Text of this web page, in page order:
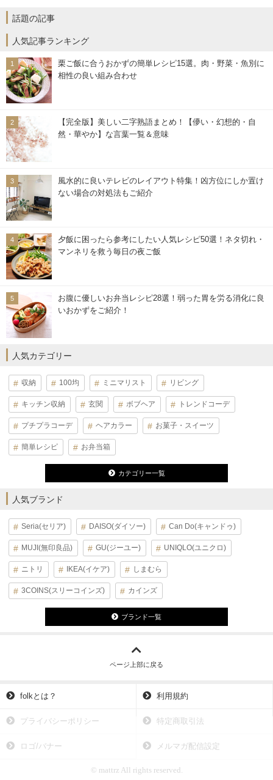
話題の記事
人気記事ランキング
栗ご飯に合うおかずの簡単レシピ15選。肉・野菜・魚別に
相性の良い組み合わせ
【完全版】美しい二字熟語まとめ！【儚い・幻想的・自
然・華やか】な言葉一覧＆意味
風水的に良いテレビのレイアウト特集！凶方位にしか置け
ない場合の対処法もご紹介
夕飯に困ったら参考にしたい人気レシピ50選！ネタ切れ・
マンネリを救う毎日の夜ご飯
お腹に優しいお弁当レシピ28選！弱った胃を労る消化に良
いおかずをご紹介！
人気カテゴリー
収納 100均 ミニマリスト リビング
キッチン収納 玄関 ボブヘア トレンドコーデ
プチプラコーデ ヘアカラー お菓子・スイーツ
簡単レシピ お弁当箱
カテゴリー一覧
人気ブランド
Seria(セリア) DAISO(ダイソー) Can Do(キャンドゥ)
MUJI(無印良品) GU(ジーユー) UNIQLO(ユニクロ)
ニトリ IKEA(イケア) しまむら
3COINS(スリーコインズ) カインズ
ブランド一覧
ページ上部に戻る
folkとは？ 利用規約
プライバシーポリシー 特定商取引法
ロゴ/バナー メルマガ配信設定
© mattrz All rights reserved.